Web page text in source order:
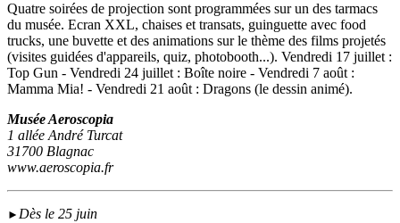
Quatre soirées de projection sont programmées sur un des tarmacs
du musée. Ecran XXL, chaises et transats, guinguette avec food
trucks, une buvette et des animations sur le thème des films projetés
(visites guidées d'appareils, quiz, photobooth...). Vendredi 17 juillet :
Top Gun - Vendredi 24 juillet : Boîte noire - Vendredi 7 août :
Mamma Mia! - Vendredi 21 août : Dragons (le dessin animé).
Musée Aeroscopia
1 allée André Turcat
31700 Blagnac
www.aeroscopia.fr
► Dès le 25 juin